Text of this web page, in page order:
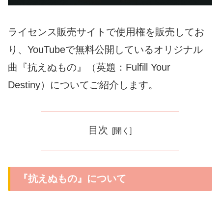
ライセンス販売サイトで使用権を販売してお
り、YouTubeで無料公開しているオリジナル
曲『抗えぬもの』（英題：Fulfill Your
Destiny）についてご紹介します。
目次
『抗えぬもの』について